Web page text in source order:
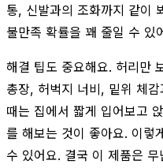
통, 신발과의 조화까지 같이
불만족 확률을 꽤 줄일 수 있
해결 팁도 중요해요. 허리만
총장, 허벅지 너비, 밑위 체
때는 집에서 짧게 입어보고
를 해보는 것이 좋아요. 이렇
수 있어요. 결국 이 제품은